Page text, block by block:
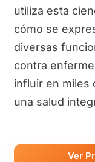
utiliza esta
cómo se
diversas
contra
influir en miles
una salud
Ver